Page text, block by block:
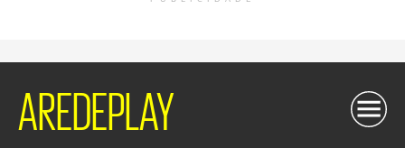
AREDEPLAY